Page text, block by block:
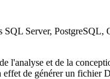
Server,
l'analyse et de la
de générer un